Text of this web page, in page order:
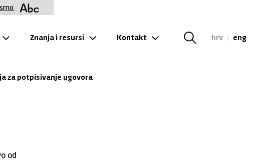
Znanja i resursi Kontakt hrv | eng
za potpisivanje ugovora
od